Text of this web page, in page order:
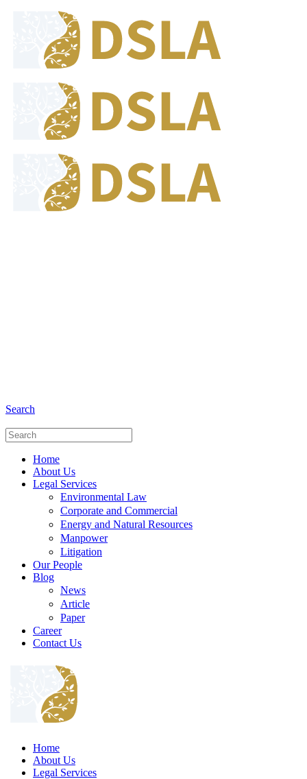
Search
Home
About Us
Legal Services
Environmental Law
Corporate and Commercial
Energy and Natural Resources
Manpower
Litigation
Our People
Blog
News
Article
Paper
Career
Contact Us
Home
About Us
Legal Services